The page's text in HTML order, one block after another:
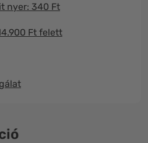
nyer: 340 Ft
Ft felett